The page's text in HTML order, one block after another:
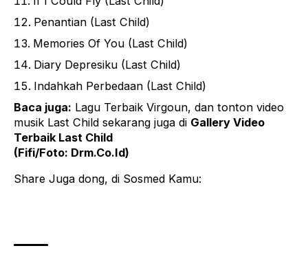
Penantian (Last Child)
Memories Of You (Last Child)
Diary Depresiku (Last Child)
Indahkah Perbedaan (Last Child)
Baca juga: Lagu Terbaik Virgoun, dan tonton video
musik Last Child sekarang juga di Gallery Video
Terbaik Last Child
(Fifi/Foto: Drm.Co.Id)
Share Juga dong, di Sosmed Kamu: